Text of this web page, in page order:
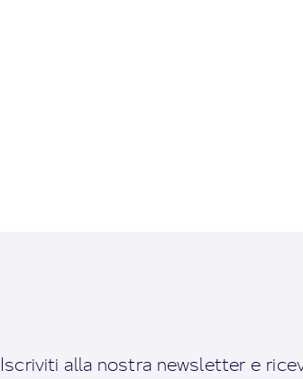
Iscriviti alla nostra newsletter e